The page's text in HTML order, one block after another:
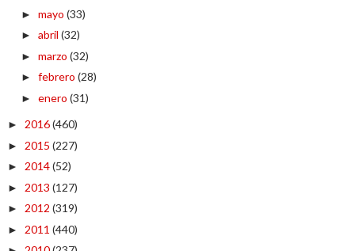
► mayo (33)
► abril (32)
► marzo (32)
► febrero (28)
► enero (31)
► 2016(460)
► 2015 (227)
► 2014(52)
► 2013 (127)
► 2012 (319)
► 2011 (440)